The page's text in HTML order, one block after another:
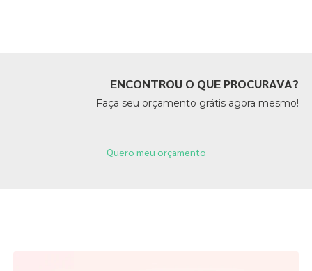
ENCONTROU O QUE PROCURAVA?
Faça seu orçamento grátis agora mesmo!
Quero meu orçamento